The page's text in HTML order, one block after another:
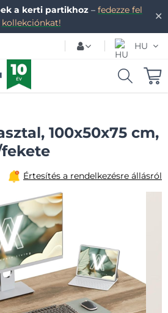
✕
a kerti partikhoz – fedezze fel
kollekciónkat!
HU
100x50x75 cm,
Értesítés a rendelkezésre állásról